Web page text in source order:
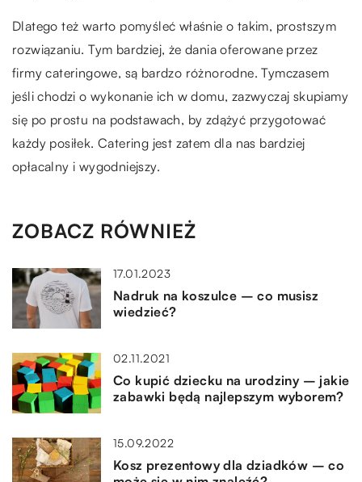
Dlatego też warto pomyśleć właśnie o takim, prostszym
rozwiązaniu. Tym bardziej, że dania oferowane przez
firmy cateringowe, są bardzo różnorodne. Tymczasem
jeśli chodzi o wykonanie ich w domu, zazwyczaj skupiamy
się po prostu na podstawach, by zdążyć przygotować
każdy posiłek. Catering jest zatem dla nas bardziej
opłacalny i wygodniejszy.
ZOBACZ RÓWNIEŻ
17.01.2023
Nadruk na koszulce – co musisz
wiedzieć?
02.11.2021
Co kupić dziecku na urodziny – jakie
zabawki będą najlepszym wyborem?
15.09.2022
Kosz prezentowy dla dziadków – co